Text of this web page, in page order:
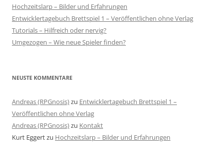
Hochzeitslarp – Bilder und Erfahrungen
Entwicklertagebuch Brettspiel 1 – Veröffentlichen ohne Verlag
Tutorials – Hilfreich oder nervig?
Umgezogen – Wie neue Spieler finden?
NEUSTE KOMMENTARE
Andreas (RPGnosis)zu Entwicklertagebuch Brettspiel 1 –
Veröffentlichen ohne Verlag
Andreas (RPGnosis)zu Kontakt
Kurt Eggertzu Hochzeitslarp – Bilder und Erfahrungen